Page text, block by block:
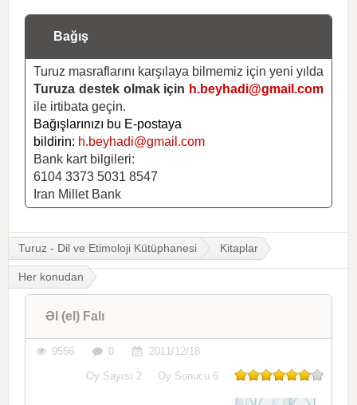
Bağış
Turuz masraflarını karşılaya bilmemiz için yeni yılda
Turuza destek olmak için h.beyhadi@gmail.com
ile irtibata geçin.
Bağışlarınızı bu E-postaya
bildirin: h.beyhadi@gmail.com
Bank kart bilgileri:
6104 3373 5031 8547
Iran Millet Bank
Turuz - Dil ve Etimoloji Kütüphanesi Kitaplar
Her konudan
Əl (el) Falı
9556 0 2011/12/18
Oy Sayısı 2 Oy Sonucu 6